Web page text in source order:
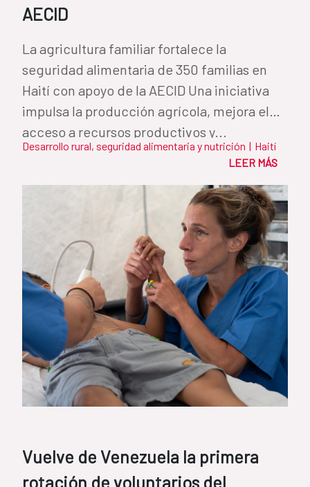
AECID
La agricultura familiar fortalece la
seguridad alimentaria de 350 familias en
Haití con apoyo de la AECID Una iniciativa
impulsa la producción agrícola, mejora el
acceso a recursos productivos y...
Desarrollo rural, seguridad alimentaria y nutrición | Haití
LEER MÁS
Vuelve de Venezuela la primera
rotación de voluntarios del